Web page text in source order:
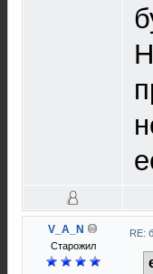
V_A_N
Старожил
RE: